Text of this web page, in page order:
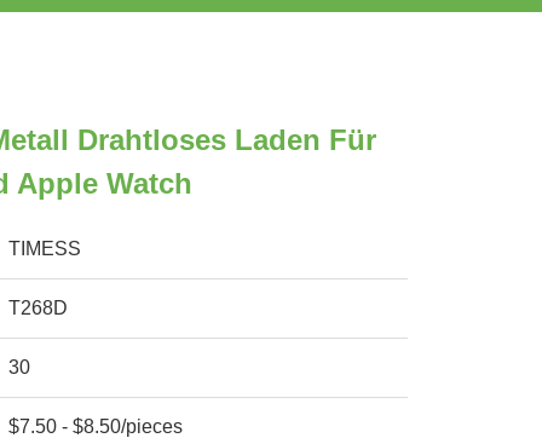
Drahtloses Laden Für
Apple Watch
TIMESS
T268D
30
$7.50 - $8.50/pieces